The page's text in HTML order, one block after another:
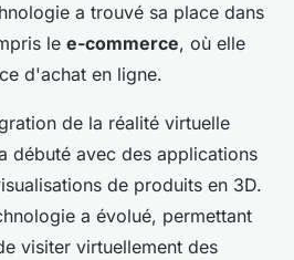
a trouvé sa place dans
le e-commerce, où elle
d'achat en ligne.
de la réalité virtuelle
débuté avec des applications
de produits en 3D.
a évolué, permettant
visiter virtuellement des